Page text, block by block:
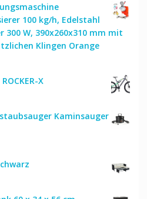
100 kg/h, Edelstahl
300 W, 390x260x310 mm mit
Klingen Orange
X
Kaminsauger